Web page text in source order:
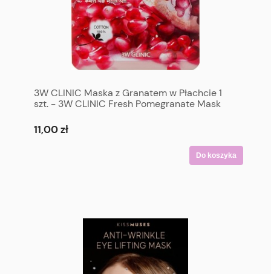
3W CLINIC Maska z Granatem w Płachcie 1
szt. - 3W CLINIC Fresh Pomegranate Mask
11,00 zł
Do koszyka